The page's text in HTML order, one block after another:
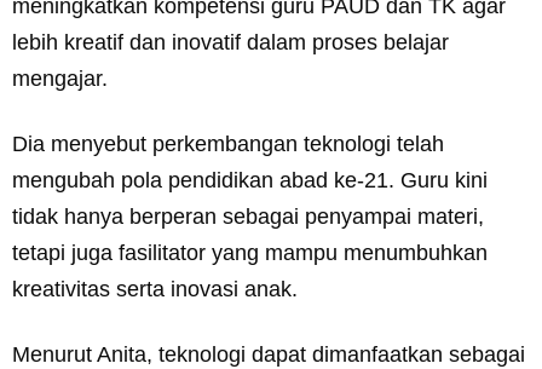
meningkatkan kompetensi guru PAUD dan TK agar
lebih kreatif dan inovatif dalam proses belajar
mengajar.
Dia menyebut perkembangan teknologi telah
mengubah pola pendidikan abad ke-21. Guru kini
tidak hanya berperan sebagai penyampai materi,
tetapi juga fasilitator yang mampu menumbuhkan
kreativitas serta inovasi anak.
Menurut Anita, teknologi dapat dimanfaatkan sebagai